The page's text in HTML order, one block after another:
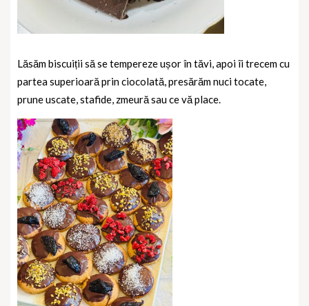
Lăsăm biscuiții să se tempereze ușor în tăvi, apoi îi trecem cu
partea superioară prin ciocolată, presărăm nuci tocate,
prune uscate, stafide, zmeură sau ce vă place.